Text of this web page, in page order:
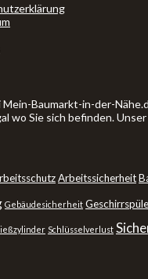
Mein-Baumarkt-in-der-
wo Sie sich befinden.
Arbeitssicherheit
Gebäudesicherheit
Schlüsselverlust